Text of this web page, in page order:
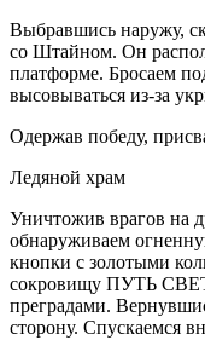
Выбравшись наружу,
со Штайном. Он
платформе. Бросаем
высовываться из-за
Одержав победу,
Ледяной храм
Уничтожив врагов на
обнаруживаем
кнопки с золотыми
сокровищу ПУТЬ
преградами.
сторону. Спускаемся